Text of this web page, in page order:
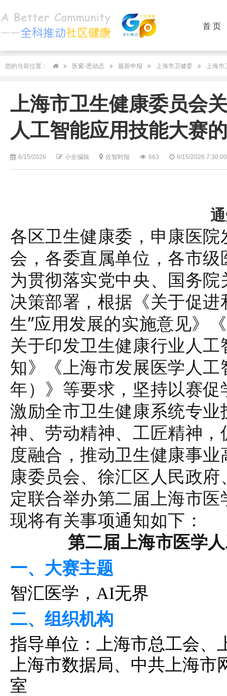
首 页
您的当前位置： 医窗-悉动态 最新申报 上海市卫健委 上海
上海市卫生健康委员会
人工智能应用技能大赛
6/15/2026 小全编辑 佐智时报 663 6/15/2026
各区卫生健康委，申康医
会，各委直属单位，各市级
为贯彻落实党中央、国务院
决策部署，根据《关于促
生”应用发展的实施意见》
关于印发卫生健康行业人
知》《上海市发展医学人
年）》等要求，坚持以赛
激励全市卫生健康系统专
神、劳动精神、工匠精神
度融合，推动卫生健康事
康委员会、徐汇区人民政
定联合举办第二届上海市
现将有关事项通知如下：
第二届上海市医学
一、 大赛主题
智汇医学，AI无界
二、组织机构
指导单位：上海市总工会、
上海市数据局、中共上海
室